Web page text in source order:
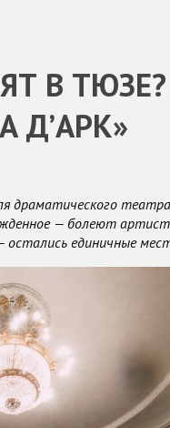
В
Д’АРК»
драматического
— болеют
остались единичные